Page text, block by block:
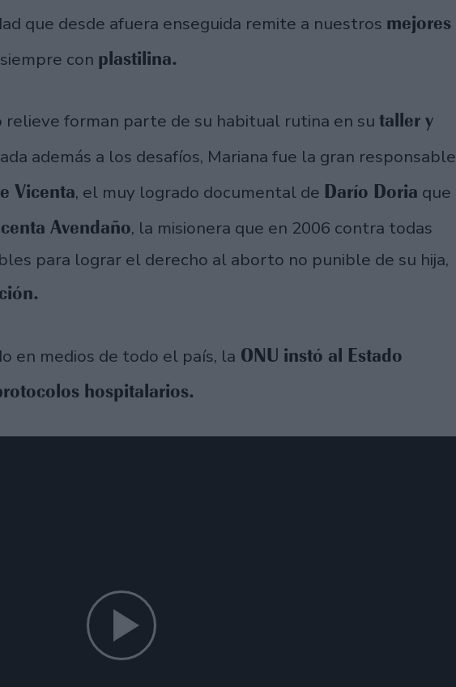
que desde afuera enseguida remite a nuestros mejores
con plastilina.
relieve forman parte de su habitual rutina en su taller y
además a los desafíos, Mariana fue la gran responsable
Vicenta, el muy logrado documental de Darío Doria que
Avendaño, la misionera que en 2006 contra todas
para lograr el derecho al aborto no punible de su hija,
en medios de todo el país, la ONU instó al Estado
hospitalarios.